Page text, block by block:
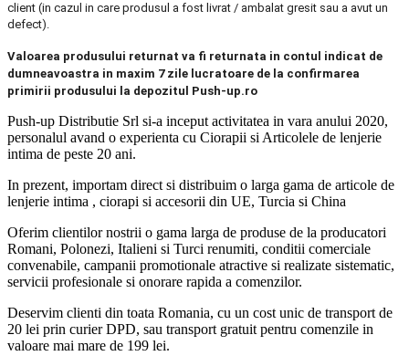
client (in cazul in care produsul a fost livrat / ambalat gresit sau a avut un
defect).
Valoarea produsului returnat va fi returnata in contul indicat de
dumneavoastra in maxim 7 zile lucratoare de la confirmarea
primirii produsului la depozitul Push-up.ro
Push-up Distributie Srl si-a inceput activitatea in vara anului 2020,
personalul avand o experienta cu Ciorapii si Articolele de lenjerie
intima de peste 20 ani.
In prezent, importam direct si distribuim o larga gama de articole de
lenjerie intima , ciorapi si accesorii din UE, Turcia si China
Oferim clientilor nostrii o gama larga de produse de la producatori
Romani, Polonezi, Italieni si Turci renumiti, conditii comerciale
convenabile, campanii promotionale atractive si realizate sistematic,
servicii profesionale si onorare rapida a comenzilor.
Deservim clienti din toata Romania, cu un cost unic de transport de
20 lei prin curier DPD, sau transport gratuit pentru comenzile in
valoare mai mare de 199 lei.